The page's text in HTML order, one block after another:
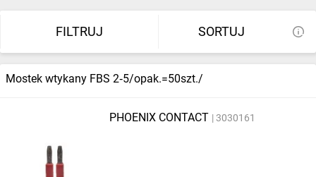
FILTRUJ SORTUJ
Mostek wtykany FBS 2‑5/opak.=50szt./
PHOENIX CONTACT 3030161